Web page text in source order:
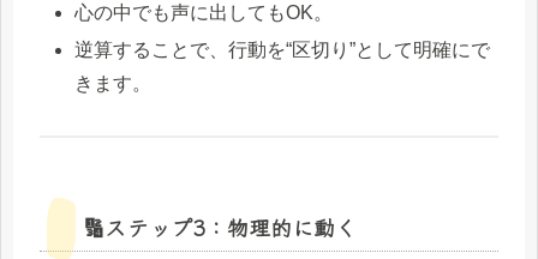
心の中でも声に出してもOK。
逆算することで、行動を“区切り”として明確にで
きます。
🔢ステップ3：物理的に動く